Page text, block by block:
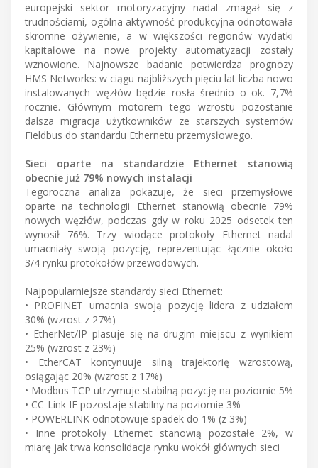
europejski sektor motoryzacyjny nadal zmagał się z
trudnościami, ogólna aktywność produkcyjna odnotowała
skromne ożywienie, a w większości regionów wydatki
kapitałowe na nowe projekty automatyzacji zostały
wznowione. Najnowsze badanie potwierdza prognozy
HMS Networks: w ciągu najbliższych pięciu lat liczba nowo
instalowanych węzłów będzie rosła średnio o ok. 7,7%
rocznie. Głównym motorem tego wzrostu pozostanie
dalsza migracja użytkowników ze starszych systemów
Fieldbus do standardu Ethernetu przemysłowego.
Sieci oparte na standardzie Ethernet stanowią
obecnie już 79% nowych instalacji
Tegoroczna analiza pokazuje, że sieci przemysłowe
oparte na technologii Ethernet stanowią obecnie 79%
nowych węzłów, podczas gdy w roku 2025 odsetek ten
wynosił 76%. Trzy wiodące protokoły Ethernet nadal
umacniały swoją pozycję, reprezentując łącznie około
3/4 rynku protokołów przewodowych.
Najpopularniejsze standardy sieci Ethernet:
• PROFINET umacnia swoją pozycję lidera z udziałem
30% (wzrost z 27%)
• EtherNet/IP plasuje się na drugim miejscu z wynikiem
25% (wzrost z 23%)
• EtherCAT kontynuuje silną trajektorię wzrostową,
osiągając 20% (wzrost z 17%)
• Modbus TCP utrzymuje stabilną pozycję na poziomie 5%
• CC-Link IE pozostaje stabilny na poziomie 3%
• POWERLINK odnotowuje spadek do 1% (z 3%)
• Inne protokoły Ethernet stanowią pozostałe 2%, w
miarę jak trwa konsolidacja rynku wokół głównych sieci